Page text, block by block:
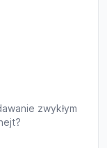
zwykłym